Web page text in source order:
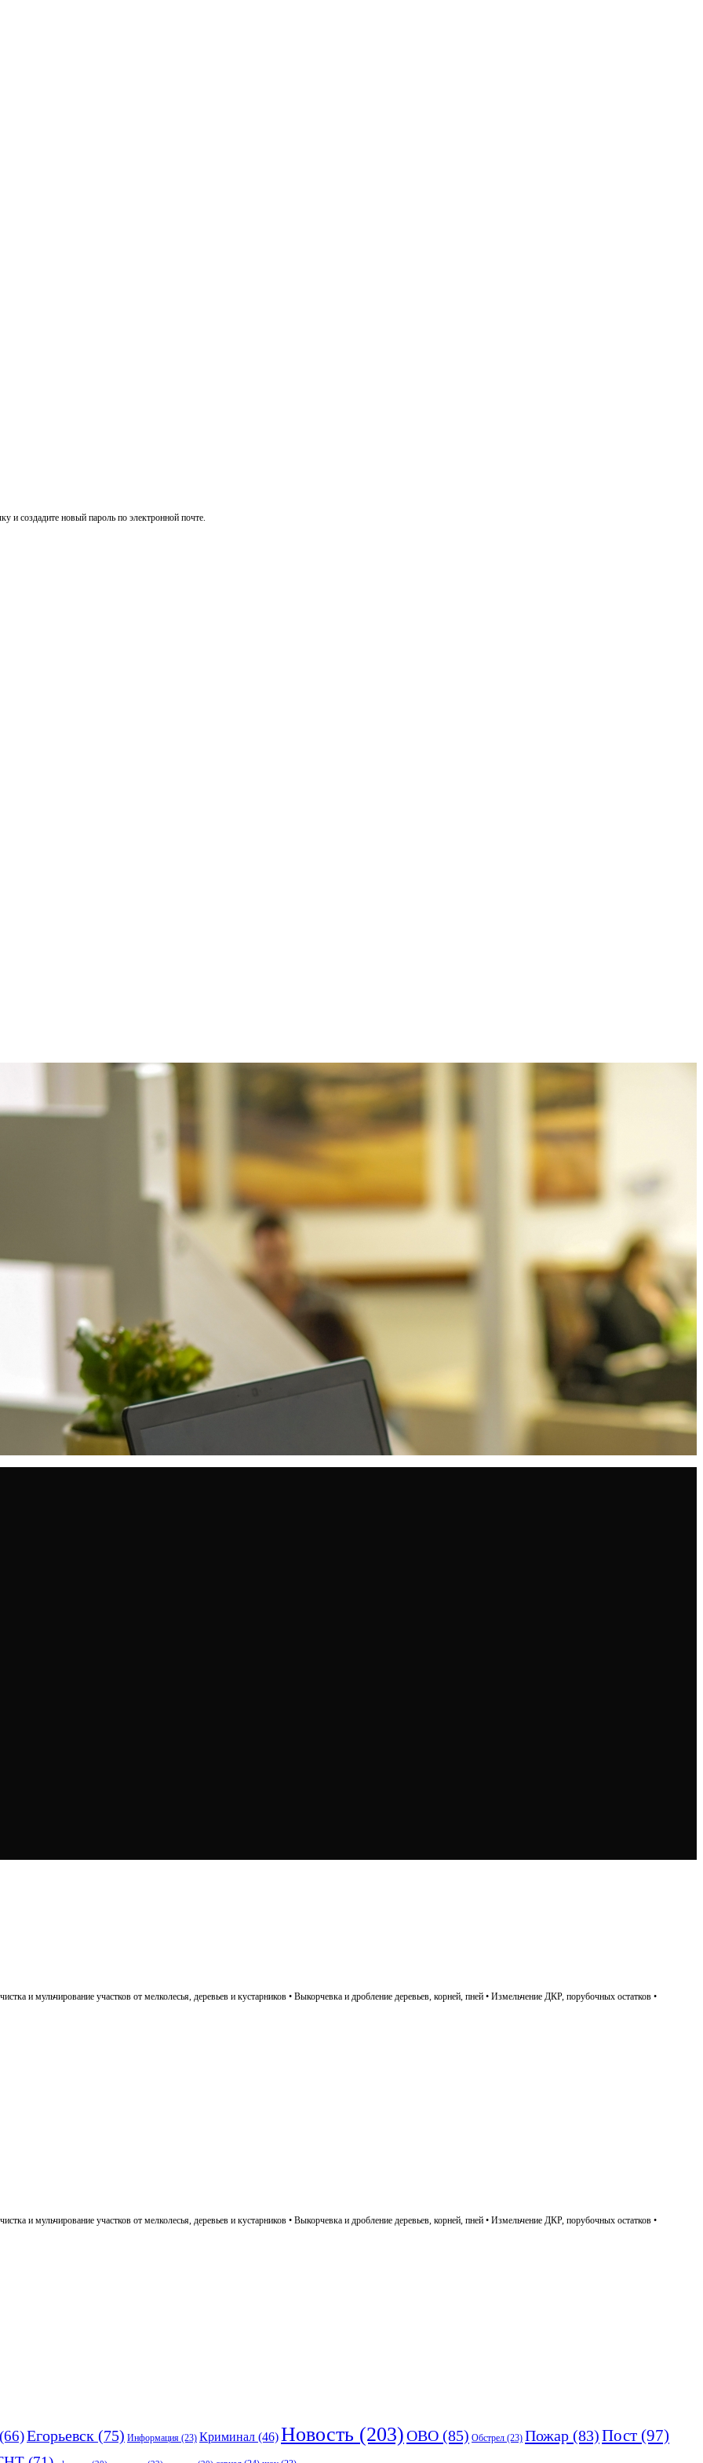
и создадите новый пароль по электронной почте.
и мульчирование участков от мелколесья, деревьев и кустарников • Выкорчевка и дробление деревьев, корней, пней • Измельчение ДКР, порубочных остатков •
и мульчирование участков от мелколесья, деревьев и кустарников • Выкорчевка и дробление деревьев, корней, пней • Измельчение ДКР, порубочных остатков •
(66)Егорьевск (75) Информация (23) Криминал (46)Новость (203)ОВО (85) Обстрел (23) Пожар (83)Пост (97)